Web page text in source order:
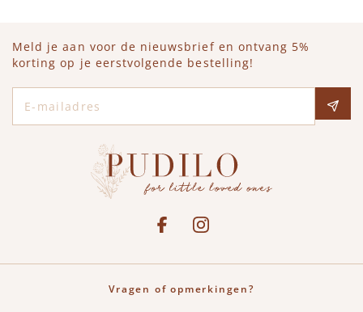
Meld je aan voor de nieuwsbrief en ontvang 5%
korting op je eerstvolgende bestelling!
See our FacebookBekijk onze Instagram pagina
Vragen of opmerkingen?